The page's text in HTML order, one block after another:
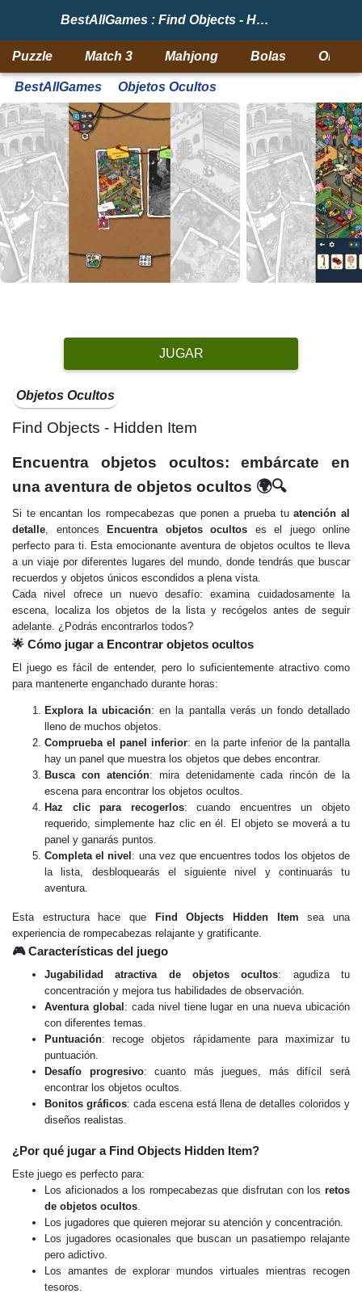
BestAllGames : Find Objects - Hidden Item
Puzzle Match 3 Mahjong Bolas
BestAllGames Objetos Ocultos
JUGAR
Objetos Ocultos
Find Objects - Hidden Item
Encuentra objetos ocultos: embárcate en
una aventura de objetos ocultos 🌍🔍
Si te encantan los rompecabezas que ponen a prueba tuatención al
detalle , entonces Encuentra objetos ocultos es el juego online
perfecto para ti. Esta emocionante aventura de objetos ocultos te lleva
a un viaje por diferentes lugares del mundo, donde tendrás que buscar
recuerdos y objetos únicos escondidos a plena vista.
Cada nivel ofrece un nuevo desafío: examina cuidadosamente la
escena, localiza los objetos de la lista y recógelos antes de seguir
adelante. ¿Podrás encontrarlos todos?
🌟 Cómo jugar a Encontrar objetos ocultos
El juego es fácil de entender, pero lo suficientemente atractivo como
para mantenerte enganchado durante horas:
Explora la ubicación: en la pantalla verás un fondo detallado
lleno de muchos objetos.
Comprueba el panel inferior: en la parte inferior de la pantalla
hay un panel que muestra los objetos que debes encontrar.
Busca con atención: mira detenidamente cada rincón de la
escena para encontrar los objetos ocultos.
Haz clic para recogerlos: cuando encuentres un objeto
requerido, simplemente haz clic en él. El objeto se moverá a tu
panel y ganarás puntos.
Completa el nivel: una vez que encuentres todos los objetos de
la lista, desbloquearás el siguiente nivel y continuarás tu
aventura.
Esta estructura hace que Find Objects Hidden Item sea una
experiencia de rompecabezas relajante y gratificante.
🎮 Características del juego
Jugabilidad atractiva de objetos ocultos: agudiza tu
concentración y mejora tus habilidades de observación.
Aventura global: cada nivel tiene lugar en una nueva ubicación
con diferentes temas.
Puntuación: recoge objetos rápidamente para maximizar tu
puntuación.
Desafío progresivo: cuanto más juegues, más difícil será
encontrar los objetos ocultos.
Bonitos gráficos: cada escena está llena de detalles coloridos y
diseños realistas.
¿Por qué jugar a Find Objects Hidden Item?
Este juego es perfecto para:
Los aficionados a los rompecabezas que disfrutan con los retos
de objetos ocultos
Los jugadores que quieren mejorar su atención y concentración.
Los jugadores ocasionales que buscan un pasatiempo relajante
pero adictivo.
Los amantes de explorar mundos virtuales mientras recogen
tesoros.